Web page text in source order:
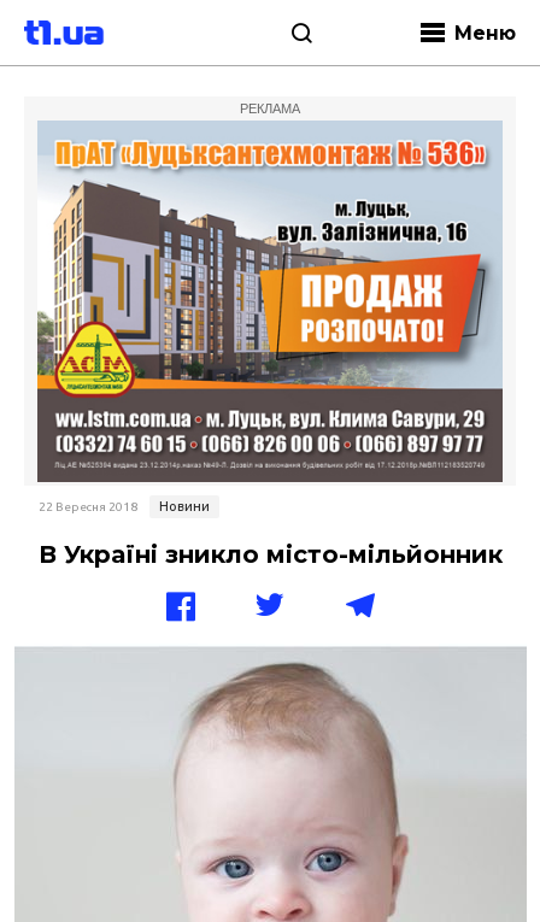
Меню
РЕКЛАМА
22 Вересня 2018 Новини
В Україні зникло місто-мільйонник